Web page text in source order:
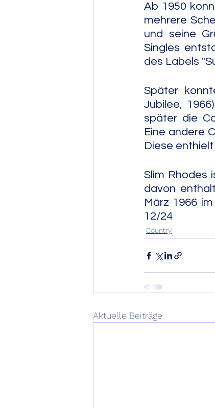
Ab 1950
mehrere
und seine
Singles
des Labels
Später
Jubilee,
später die
Eine andere
Diese
Slim Rhodes
davon
März
12/24
Country
Aktuelle Beiträge